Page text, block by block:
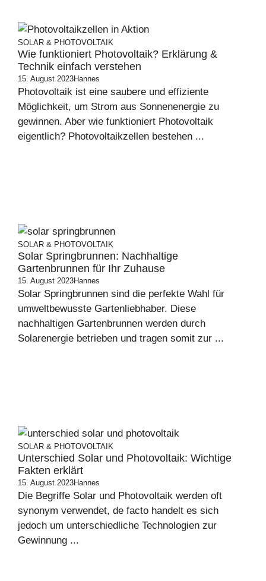
SOLAR & PHOTOVOLTAIK
Wie funktioniert Photovoltaik? Erklärung &
Technik einfach verstehen
15. August 2023Hannes
Photovoltaik ist eine saubere und effiziente
Möglichkeit, um Strom aus Sonnenenergie zu
gewinnen. Aber wie funktioniert Photovoltaik
eigentlich? Photovoltaikzellen bestehen ...
SOLAR & PHOTOVOLTAIK
Solar Springbrunnen: Nachhaltige
Gartenbrunnen für Ihr Zuhause
15. August 2023Hannes
Solar Springbrunnen sind die perfekte Wahl für
umweltbewusste Gartenliebhaber. Diese
nachhaltigen Gartenbrunnen werden durch
Solarenergie betrieben und tragen somit zur ...
SOLAR & PHOTOVOLTAIK
Unterschied Solar und Photovoltaik: Wichtige
Fakten erklärt
15. August 2023Hannes
Die Begriffe Solar und Photovoltaik werden oft
synonym verwendet, de facto handelt es sich
jedoch um unterschiedliche Technologien zur
Gewinnung ...